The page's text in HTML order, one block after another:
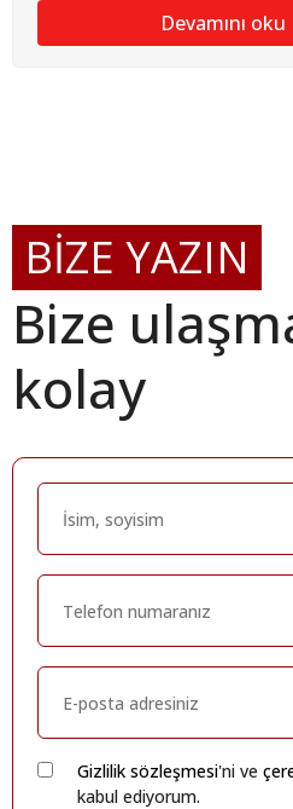
Devamını oku
BİZE YAZIN
Bize
kolay
Gizlilik sözleşmesi'ni ve
kabul ediyorum.